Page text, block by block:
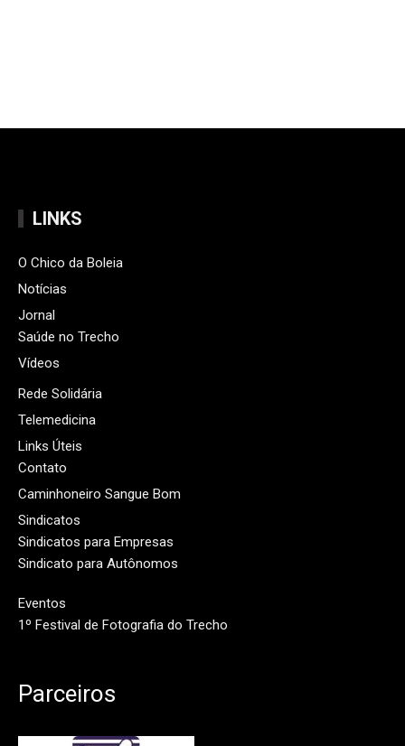
LINKS
O Chico da Boleia
Notícias
Jornal
Saúde no Trecho
Vídeos
Rede Solidária
Telemedicina
Links Úteis
Contato
Caminhoneiro Sangue Bom
Sindicatos
Sindicatos para Empresas
Sindicato para Autônomos
Eventos
1º Festival de Fotografia do Trecho
Parceiros